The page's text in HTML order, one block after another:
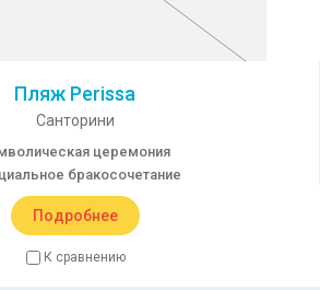
Пляж Perissa
Санторини
церемония
бракосочетание
Подробнее
К сравнению